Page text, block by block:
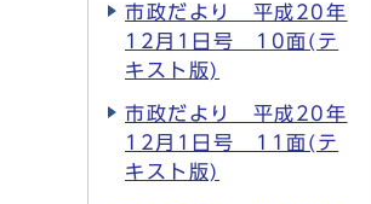
市政だより 平成20年
12月1日号 10面(テ
キスト版)
市政だより 平成20年
12月1日号 11面(テ
キスト版)